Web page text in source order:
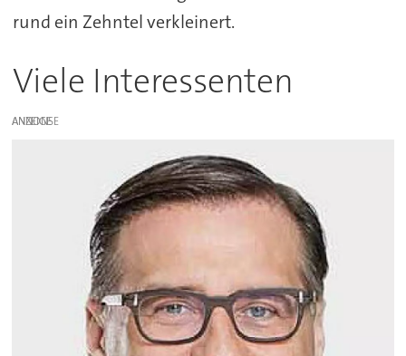
rund ein Zehntel verkleinert.
Viele Interessenten
ANZEIGE